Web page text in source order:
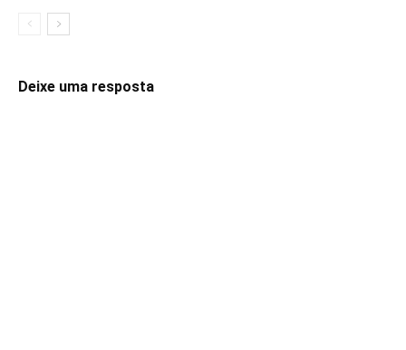
Deixe uma resposta